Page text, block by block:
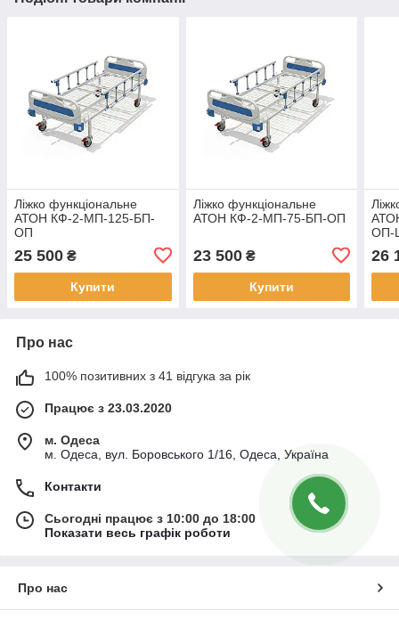
Ліжко функціональне
АТОН КФ-2-МП-125-БП-
ОП
25 500 ₴
Купити
Ліжко функціональне
АТОН КФ-2-МП-75-БП-ОП
23 500₴
Купити
ОП-
26
Про нас
100% позитивних з 41 відгука за рік
Працює з 23.03.2020
м. Одеса
м. Одеса, вул. Боровського 1/16, Одеса, Україна
Контакти
Сьогодні працює з 10:00 до 18:00
Показати весь графік роботи
Про нас